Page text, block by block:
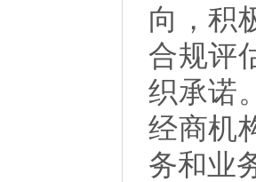
向，积
合规评
织承诺
经商机
务和业